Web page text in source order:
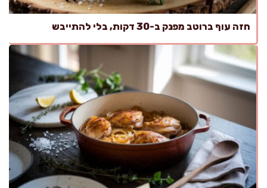
חזה עוף ברוטב מפנק ב-30 דקות, בלי להתייבש